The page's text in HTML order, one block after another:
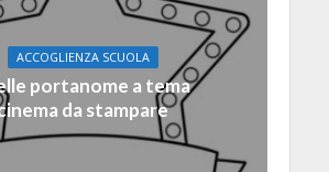
ACCOGLIENZA SCUOLA
portanome a tema
da stampare